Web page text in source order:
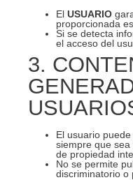
El USUARIO
proporcionada es
Si se detecta
el acceso del
3.
El usuario
siempre que
de propiedad
No se permite
discriminatorio o